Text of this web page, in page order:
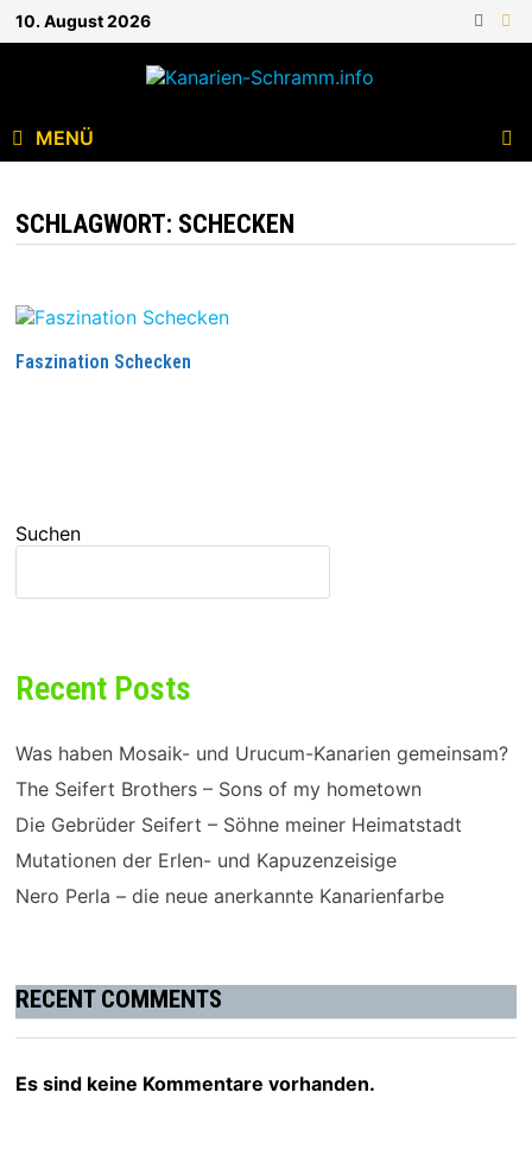
10. August 2026
MENÜ
SCHLAGWORT: SCHECKEN
Faszination Schecken
Suchen
Recent Posts
Was haben Mosaik- und Urucum-Kanarien gemeinsam?
The Seifert Brothers – Sons of my hometown
Die Gebrüder Seifert – Söhne meiner Heimatstadt
Mutationen der Erlen- und Kapuzenzeisige
Nero Perla – die neue anerkannte Kanarienfarbe
RECENT COMMENTS
Es sind keine Kommentare vorhanden.